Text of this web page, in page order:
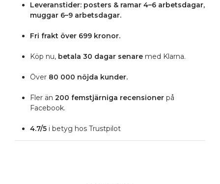
Leveranstider: posters & ramar 4–6 arbetsdagar,
muggar 6–9 arbetsdagar.
Fri frakt över 699 kronor.
Köp nu,betala 30 dagar senaremed Klarna.
Över 80 000 nöjda kunder.
Fler än 200 femstjärniga recensionerpå
Facebook.
4.7/5i betyg hos Trustpilot